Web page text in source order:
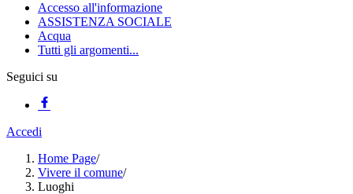
Accesso all'informazione
ASSISTENZA SOCIALE
Acqua
Tutti gli argomenti...
Seguici su
Accedi
Home Page/
Vivere il comune/
Luoghi